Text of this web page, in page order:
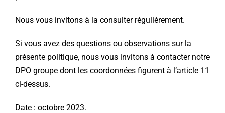
Nous vous invitons à la consulter régulièrement.
Si vous avez des questions ou observations sur la
présente politique, nous vous invitons à contacter notre
DPO groupe dont les coordonnées figurent à l’article 11
ci-dessus.
Date : octobre 2023.